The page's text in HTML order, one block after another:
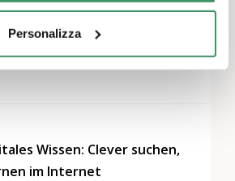
Personalizza
Was stärkt die
Wissen: Clever suchen,
im Internet